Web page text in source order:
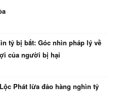
tỷ bị bắt: Góc nhìn pháp lý về
của người bị hại
Phát lừa đảo hàng nghìn tỷ